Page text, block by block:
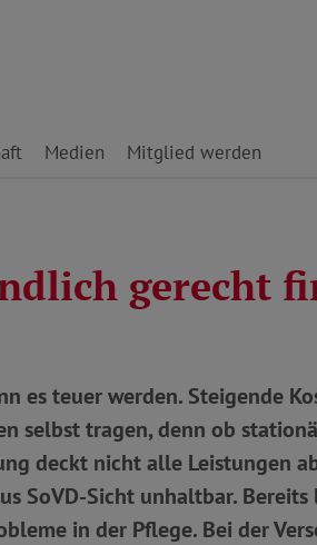
Medien Mitglied werden
gerecht
es teuer werden. Steigende
selbst tragen, denn ob
deckt nicht alle Leistungen
SoVD-Sicht unhaltbar.
in der Pflege. Bei der